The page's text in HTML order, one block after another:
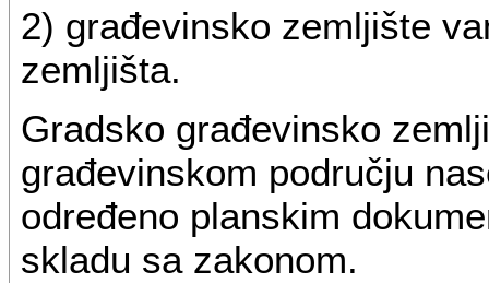
2) građevinsko zemljište
zemljišta.
Gradsko građevinsko
građevinskom području
određeno planskim
skladu sa zakonom.